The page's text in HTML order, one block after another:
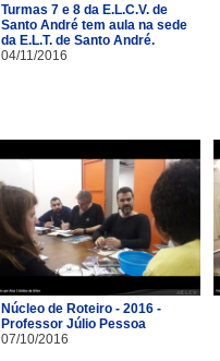
Turmas 7 e 8 da E.L.C.V. de
Santo André tem aula na sede
da E.L.T. de Santo André.
04/11/2016
Núcleo de Roteiro - 2016 -
Professor Júlio Pessoa
07/10/2016